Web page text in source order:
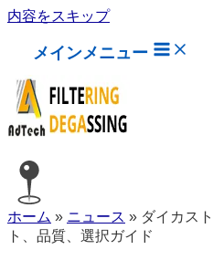
内容をスキップ
メインメニュー
ホーム » ニュース » ダイカス
ト、品質、選択ガイド